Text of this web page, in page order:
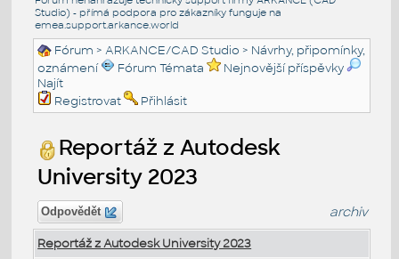
Studio) - přímá podpora pro zákazníky funguje na
emea.support.arkance.world
Fórum >ARKANCE/CAD Studio > Návrhy, připomínky,
oznámení
Fórum Témata
Nejnovější příspěvky
Najít
Registrovat
Přihlásit
Reportáž z Autodesk
University 2023
Odpovědět archiv
Reportáž z Autodesk University 2023